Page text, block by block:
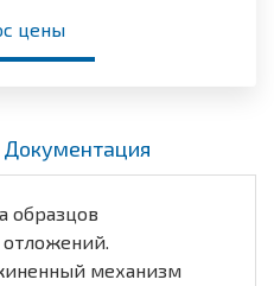
цены
Документация
образцов
механизм